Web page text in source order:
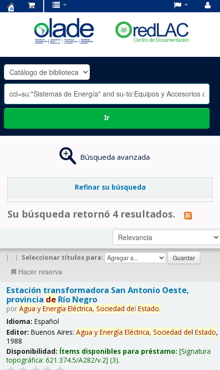
OLADE
-
Ir
Búsqueda avanzada
Refinar su búsqueda
Su búsqueda retornó 4 resultados.
| | Seleccionar títulos para:
Hacer reserva
Estación transformadora San Antonio Oeste,
provincia deRío Negro
por Agua y Energía Eléctrica, Sociedad del Estado.
Idioma: Español
Editor: Buenos Aires: Agua y Energía Eléctrica, Sociedad del Estado,
1988
Disponibilidad: Ítems disponibles para préstamo: Signatura
topográfica: 621.374.5/A282/v.2 (3).